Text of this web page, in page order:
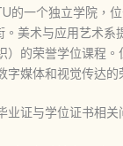
的一个独立学院，
美术与应用艺术系
）的荣誉学位课程
字媒体和视觉传达的
业证与学位证书相关